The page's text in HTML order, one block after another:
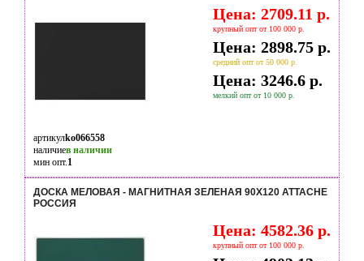
Цена: 2709.11 р.
крупный опт от 100 000 р.
Цена: 2898.75 р.
средний опт от 50 000 р.
Цена: 3246.6 р.
мелкий опт от 10 000 р.
артикулko066558
наличиев наличии
мин опт.1
ДОСКА МЕЛОВАЯ - МАГНИТНАЯ ЗЕЛЕНАЯ 90Х120 ATTACHE
РОССИЯ
Цена: 4582.36 р.
крупный опт от 100 000 р.